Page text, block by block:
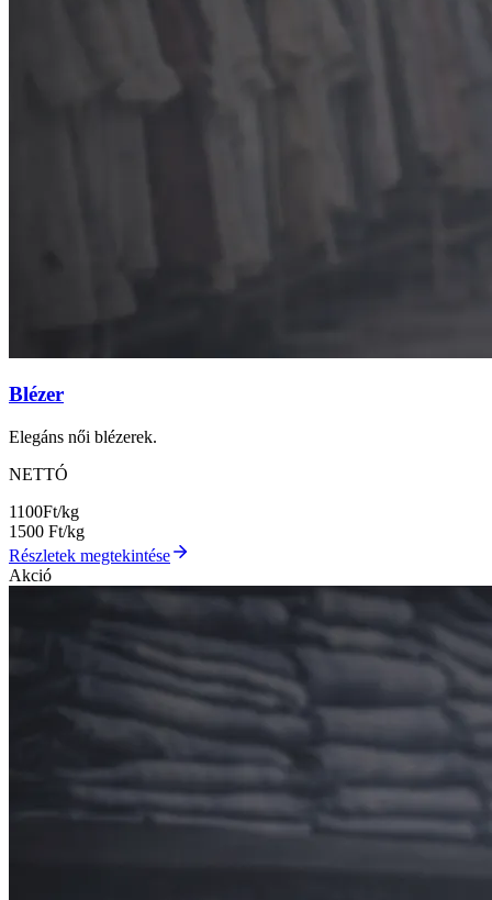
Blézer
Elegáns női blézerek.
NETTÓ
1100Ft/kg
1500 Ft/kg
Részletek megtekintése
Akció